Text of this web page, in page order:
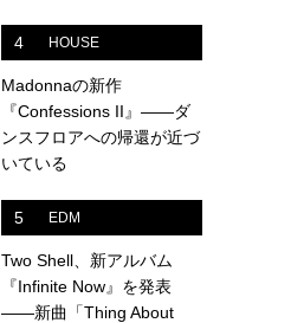
4 HOUSE
Madonnaの新作
『Confessions II』——ダ
ンスフロアへの帰還が近づ
いている
5 EDM
Two Shell、新アルバム
『Infinite Now』を発表
——新曲「Thing About